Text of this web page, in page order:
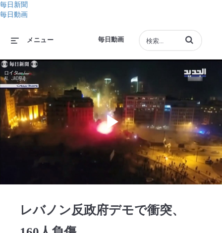
毎日新聞
毎日動画
毎日動画
メニュー 動画の検索語句
Play
レバノン反政府デモで衝突、